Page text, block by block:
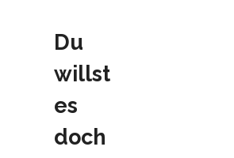
Du
willst
es
doch